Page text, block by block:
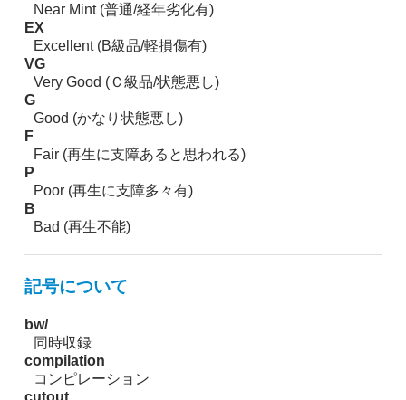
Near Mint (普通/経年劣化有)
EX
Excellent (B級品/軽損傷有)
VG
Very Good (Ｃ級品/状態悪し)
G
Good (かなり状態悪し)
F
Fair (再生に支障あると思われる)
P
Poor (再生に支障多々有)
B
Bad (再生不能)
記号について
bw/
同時収録
compilation
コンピレーション